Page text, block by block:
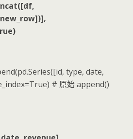
type, date,
# 原始 append()